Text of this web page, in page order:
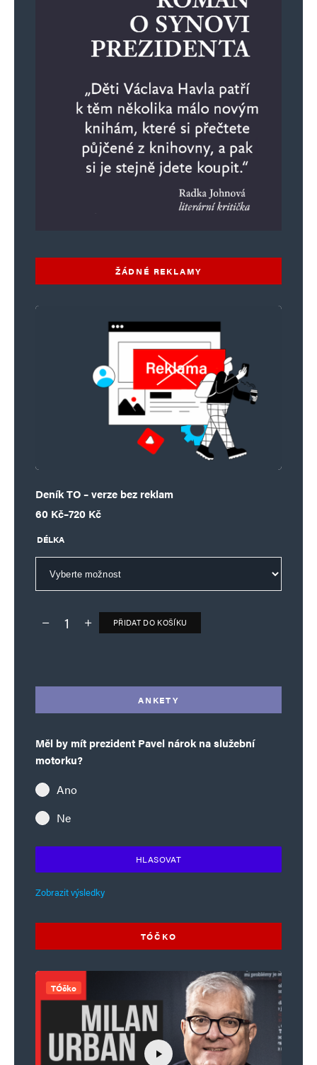
ŽÁDNÉ REKLAMY
Deník TO – verze bez reklam
60 Kč–720 Kč
Rozpětí cen: 60 Kč až 720 Kč
DÉLKA
Deník TO – verze bez reklam množství
PŘIDAT DO KOŠÍKU
ANKETY
Měl by mít prezident Pavel nárok na služební
motorku?
Ano
Ne
HLASOVAT
Zobrazit výsledky
TÓČKO
TÓčko